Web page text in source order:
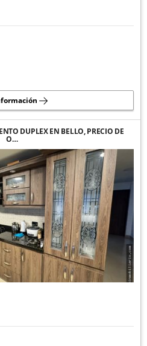
DUPLEX EN BELLO, PRECIO DE
O…